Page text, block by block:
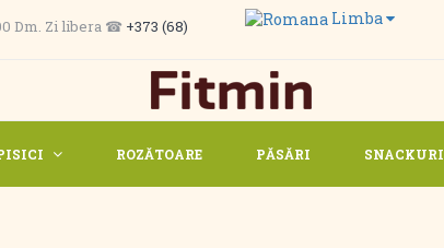
Dm. Zi libera ☎ +373 (68)
Limba
ROZĂTOARE PĂSĂRI SNACKURI